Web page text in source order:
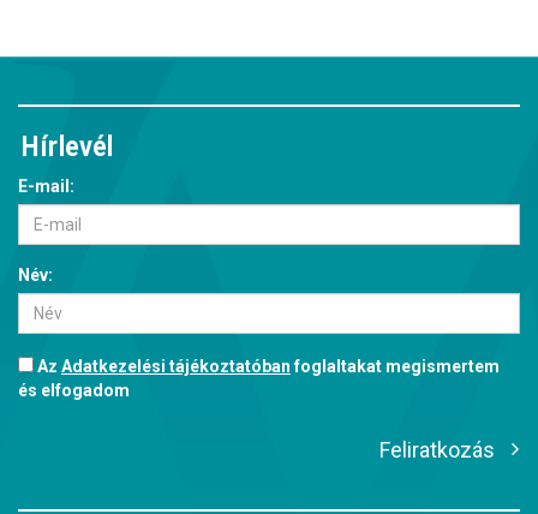
Hírlevél
E-mail:
Név:
Az Adatkezelési tájékoztatóbanfoglaltakat megismertem
és elfogadom
Feliratkozás